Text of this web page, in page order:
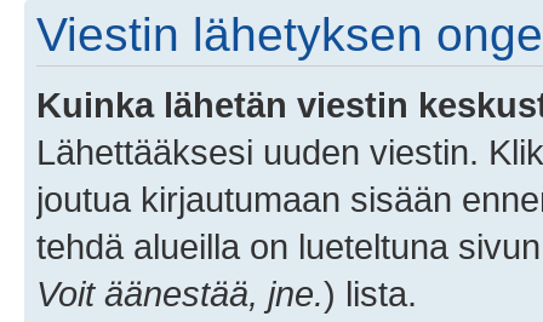
Viestin lähetyksen
Kuinka lähetän viestin
Lähettääksesi uuden viestin.
joutua kirjautumaan sisään
tehdä alueilla on lueteltuna
Voit äänestää, jne.) lista.